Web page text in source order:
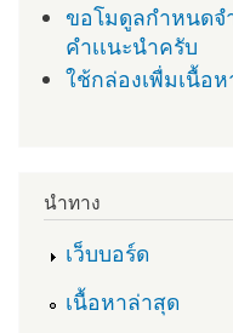
ขอโมดูลกำหนดจ
คำเเนะนำครับ
ใช้กล่องเพื่มเนื้อ
นำทาง
เว็บบอร์ด
เนื้อหาล่าสุด